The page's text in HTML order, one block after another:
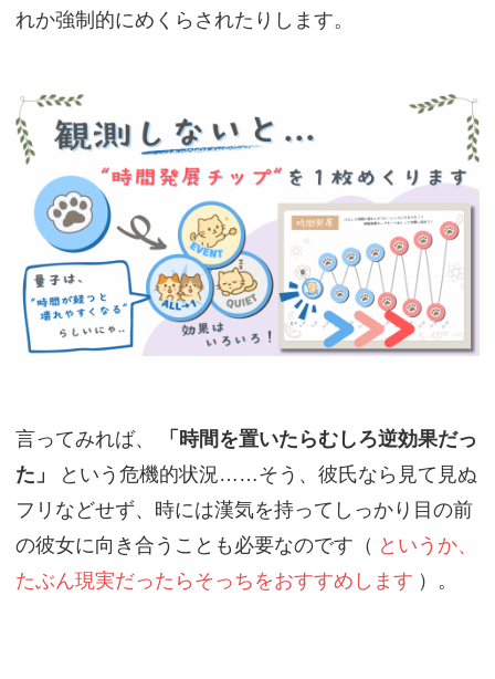
れか強制的にめくらされたりします。
言ってみれば、
「時間を置いたらむしろ逆効果だっ
た」
という危機的状況……そう、彼氏なら見て見ぬ
フリなどせず、時には漢気を持ってしっかり目の前
の彼女に向き合うことも必要なのです（ というか、
たぶん現実だったらそっちをおすすめします ）。